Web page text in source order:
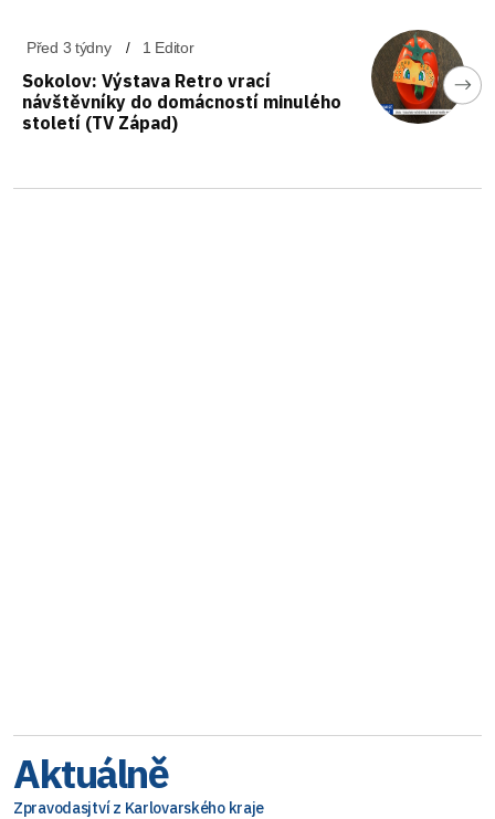
Před 3 týdny 1 Editor
Sokolov: Výstava Retro vrací
návštěvníky do domácností minulého
století (TV Západ)
Aktuálně
Zpravodasjtví z Karlovarského kraje